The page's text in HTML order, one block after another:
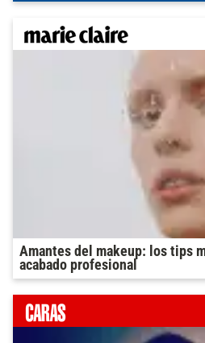
Amantes del makeup: los tips
acabado profesional